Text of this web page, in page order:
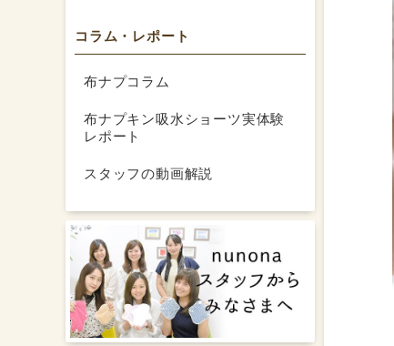
コラム・レポート
布ナプコラム
布ナプキン吸水ショーツ実体験
レポート
スタッフの動画解説